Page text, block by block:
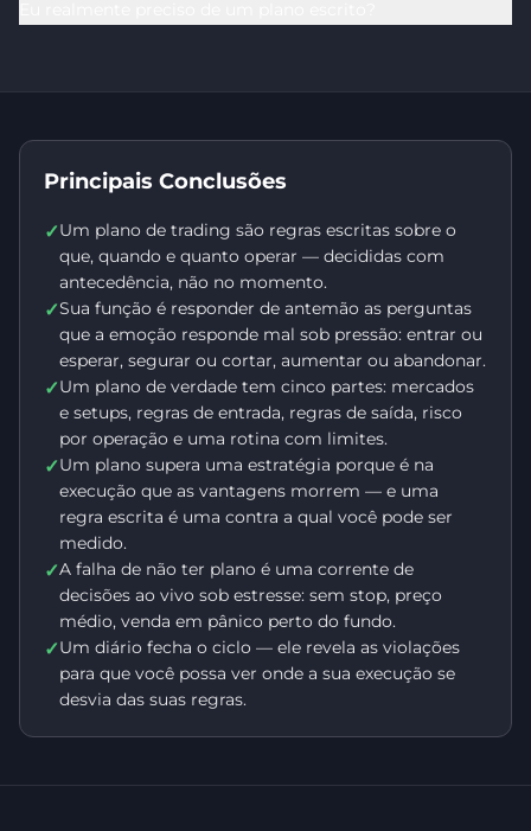
Principais Conclusões
✓Um plano de trading são regras escritas sobre o
que, quando e quanto operar — decididas com
antecedência, não no momento.
✓Sua função é responder de antemão as perguntas
que a emoção responde mal sob pressão: entrar ou
esperar, segurar ou cortar, aumentar ou abandonar.
✓Um plano de verdade tem cinco partes: mercados
e setups, regras de entrada, regras de saída, risco
por operação e uma rotina com limites.
✓Um plano supera uma estratégia porque é na
execução que as vantagens morrem — e uma
regra escrita é uma contra a qual você pode ser
medido.
✓A falha de não ter plano é uma corrente de
decisões ao vivo sob estresse: sem stop, preço
médio, venda em pânico perto do fundo.
✓Um diário fecha o ciclo — ele revela as violações
para que você possa ver onde a sua execução se
desvia das suas regras.